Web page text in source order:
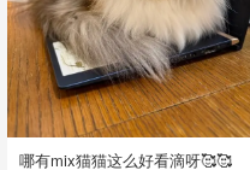
哪有mix猫猫这么好看滴呀🥰🥰